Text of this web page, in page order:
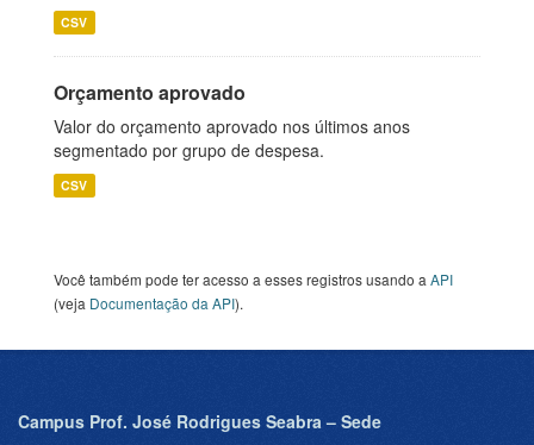
CSV
Orçamento aprovado
Valor do orçamento aprovado nos últimos anos
segmentado por grupo de despesa.
CSV
Você também pode ter acesso a esses registros usando a API
(veja Documentação da API).
Campus Prof. José Rodrigues Seabra – Sede